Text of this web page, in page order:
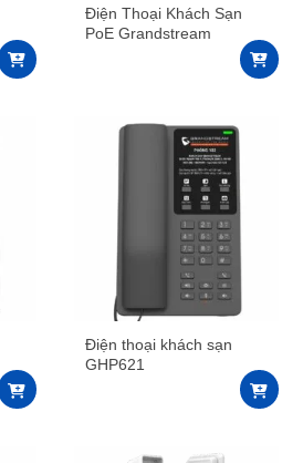
Điện Thoại Khách Sạn
PoE Grandstream
Điện thoại khách sạn
GHP621